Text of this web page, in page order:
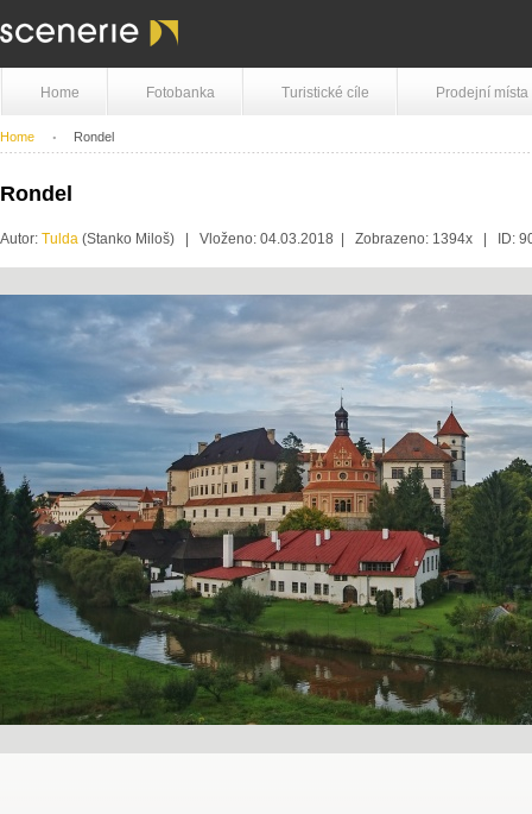
Home Fotobanka Turistické cíle Prodejní místa
Home Rondel
Rondel
Autor: Tulda (Stanko Miloš) | Vloženo: 04.03.2018 | Zobrazeno: 1394x | ID: